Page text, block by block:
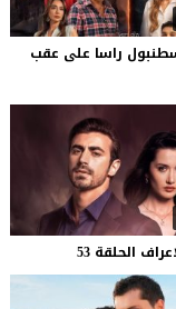
راسا على عقب
الحلقة 53